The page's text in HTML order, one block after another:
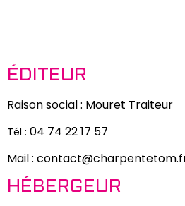
ÉDITEUR
Raison social : Mouret Traiteur
Tél : 04 74 22 17 57
Mail :
HÉBERGEUR